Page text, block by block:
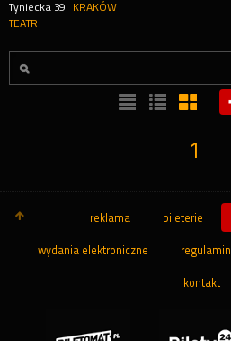
Tyniecka 39
KRAKÓW
TEATR
1
reklama bileterie
wydania elektroniczne regulamin
kontakt